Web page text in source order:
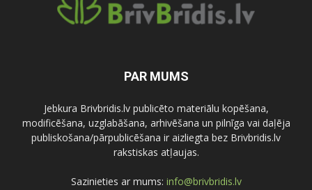
PAR MUMS
Jebkura Brivbridis.lv publicēto materiālu kopēšana,
modificēšana, uzglabāšana, arhivēšana un pilnīga vai daļēja
publiskošana/pārpublicēšana ir aizliegta bez Brivbridis.lv
rakstiskas atļaujas.
Sazinieties ar mums: info@brivbridis.lv